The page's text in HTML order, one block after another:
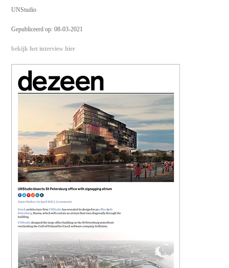
UNStudio
Gepubliceerd op: 08-03-2021
bekijk het interview hier